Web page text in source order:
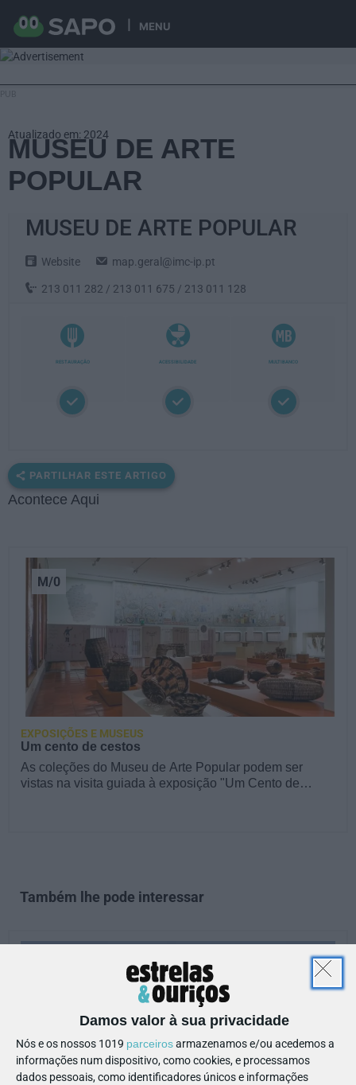
MENU
Damos valor à sua privacidade
Nós e os nossos 1019 parceirosarmazenamos e/ou acedemos a
informações num dispositivo, como cookies, e processamos
dados pessoais, como identificadores únicos e informações
Atualizado em: 2024
MUSEU DE ARTE
POPULAR
MUSEU DE ARTE POPULAR
Website map.geral@imc-ip.pt
213 011 282 / 213 011 675 / 213 011 128
RESTAURAÇÃO ACESSIBILIDADE MULTIBANCO
PARTILHAR ESTE ARTIGO
Acontece Aqui
Um cento de cestos
As coleções do Museu de Arte Popular podem ser
vistas na visita guiada à exposição "Um Cento de…
M/0
EXPOSIÇÕES E MUSEUS
Também lhe pode interessar
PARA BEBÉS